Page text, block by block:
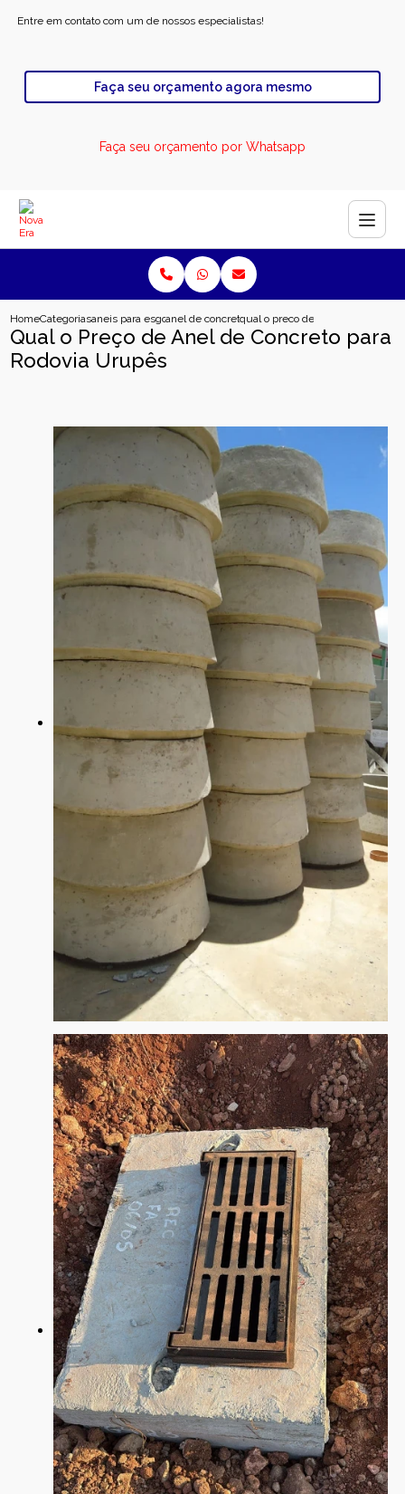
Entre em contato com um de nossos especialistas!
Faça seu orçamento agora mesmo
Faça seu orçamento por Whatsapp
HomeCategoriasaneis para esgotoanel de concreto para poco de visita
qual o preco de anel de concreto
Qual o Preço de Anel de Concreto para
Rodovia Urupês